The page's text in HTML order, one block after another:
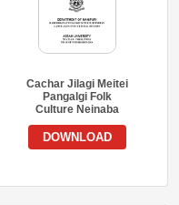
Cachar Jilagi Meitei
Pangalgi Folk
Culture Neinaba
DOWNLOAD